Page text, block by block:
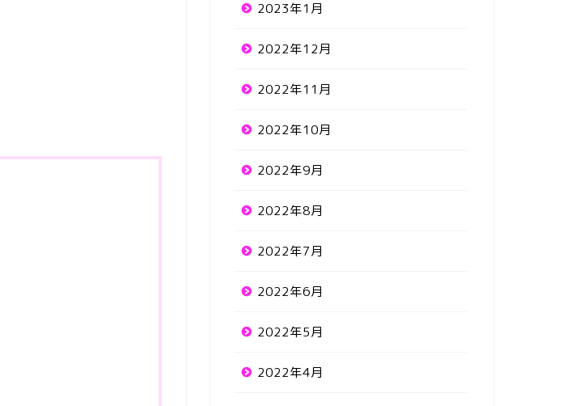
2023年1月
2022年12月
2022年11月
2022年10月
2022年9月
2022年8月
2022年7月
2022年6月
2022年5月
2022年4月